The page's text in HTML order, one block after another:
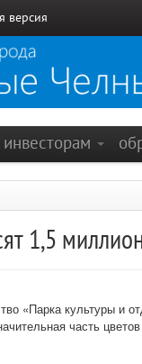
версия
инвесторам
1,5
«Парка культуры и
часть